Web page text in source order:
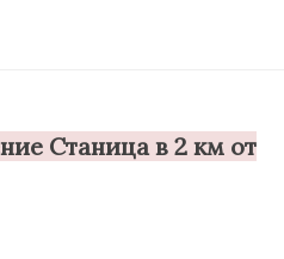
Станица в 2 км от